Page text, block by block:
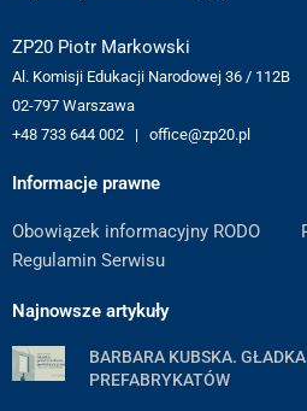
ZP20 Piotr Markowski
Al. Komisji Edukacji Narodowej 36 / 112B
02-797 Warszawa
+48 733 644 002 | office@zp20.pl
Informacje prawne
Obowiązek informacyjny RODO
Regulamin Serwisu
Najnowsze artykuły
BARBARA KUBSKA.
PREFABRYKATÓW